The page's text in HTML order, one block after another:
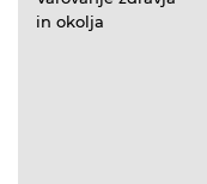
in okolja